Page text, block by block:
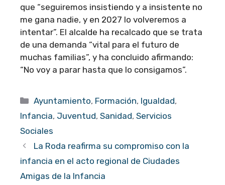
que “seguiremos insistiendo y a insistente no
me gana nadie, y en 2027 lo volveremos a
intentar”. El alcalde ha recalcado que se trata
de una demanda “vital para el futuro de
muchas familias”, y ha concluido afirmando:
“No voy a parar hasta que lo consigamos”.
Categorías
Ayuntamiento, Formación, Igualdad,
Infancia, Juventud, Sanidad, Servicios
Sociales
La Roda reafirma su compromiso con la
infancia en el acto regional de Ciudades
Amigas de la Infancia